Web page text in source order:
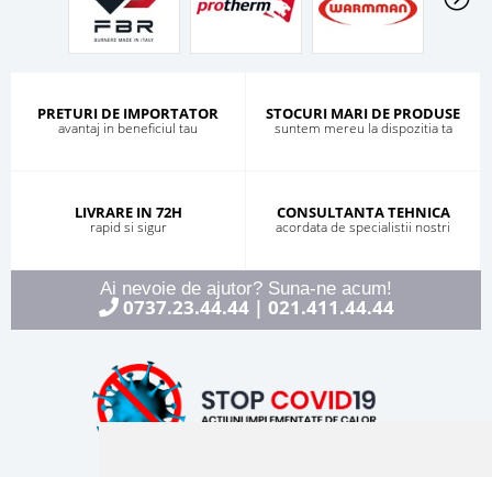
PRETURI DE IMPORTATOR
avantaj in beneficiul tau
STOCURI MARI DE PRODUSE
suntem mereu la dispozitia ta
LIVRARE IN 72H
rapid si sigur
CONSULTANTA TEHNICA
acordata de specialistii nostri
Ai nevoie de ajutor? Suna-ne acum!
0737.23.44.44| 021.411.44.44